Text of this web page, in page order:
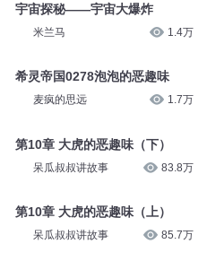
宇宙探秘——宇宙大爆炸
米兰马 1.4万
希灵帝国0278泡泡的恶趣味
麦疯的思远 1.7万
第10章 大虎的恶趣味（下）
呆瓜叔叔讲故事 83.8万
第10章 大虎的恶趣味（上）
呆瓜叔叔讲故事 85.7万